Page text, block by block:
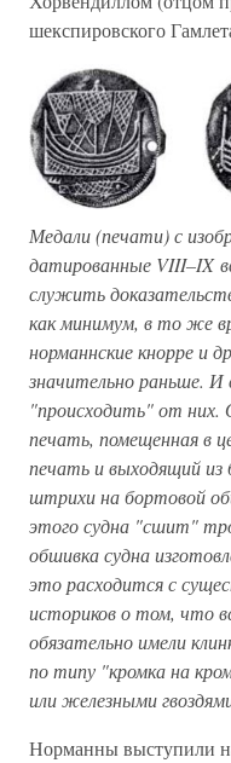
шекспировского
Медали (печати) с
датированные VIII–IX
служить
как минимум, в то же
норманнские кнорре и
значительно раньше. И
"происходить" от них.
печать, помещенная в
печать и выходящий
штрихи на бортовой
этого судна "сшит"
обшивка судна
это расходится с
историков о том, что
обязательно имели
по типу "кромка на
или железными
Норманны выступили